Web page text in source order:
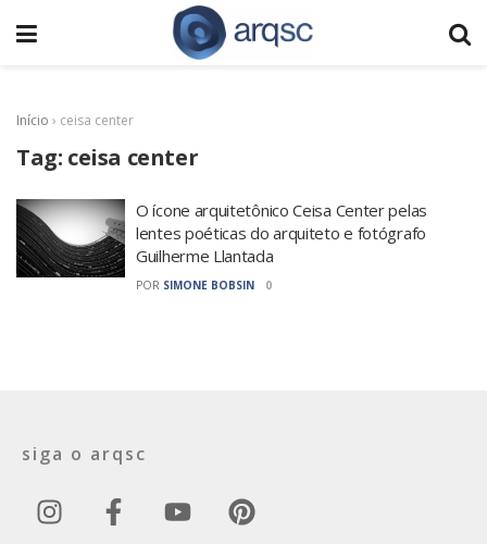
Início › ceisa center
Tag: ceisa center
O ícone arquitetônico Ceisa Center pelas
lentes poéticas do arquiteto e fotógrafo
Guilherme Llantada
POR SIMONE BOBSIN 0
siga o arqsc